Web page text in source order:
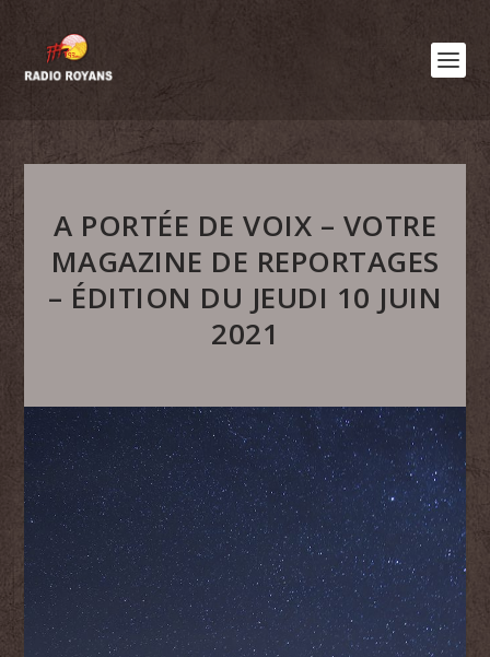
A PORTÉE DE VOIX – VOTRE
MAGAZINE DE REPORTAGES
– ÉDITION DU JEUDI 10 JUIN
2021